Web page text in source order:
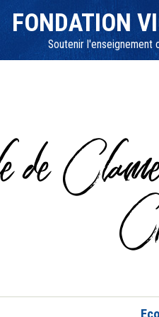
FONDATION
Soutenir l'enseignement
de